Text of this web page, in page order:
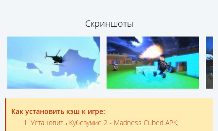
Скриншоты
Как установить кэш к игре:
Установить Кубезумие 2 - Madness Cubed APK;